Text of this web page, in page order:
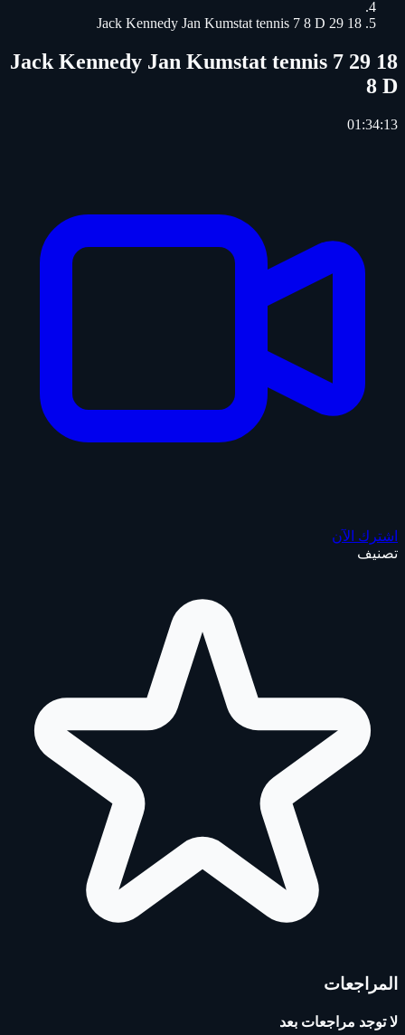
18 29 Jack Kennedy Jan Kumstat tennis 7 8 D
18 29 Jack Kennedy Jan Kumstat tennis 7
8 D
01:34:13
اشترك الآن
تصنيف
المراجعات
لا توجد مراجعات بعد